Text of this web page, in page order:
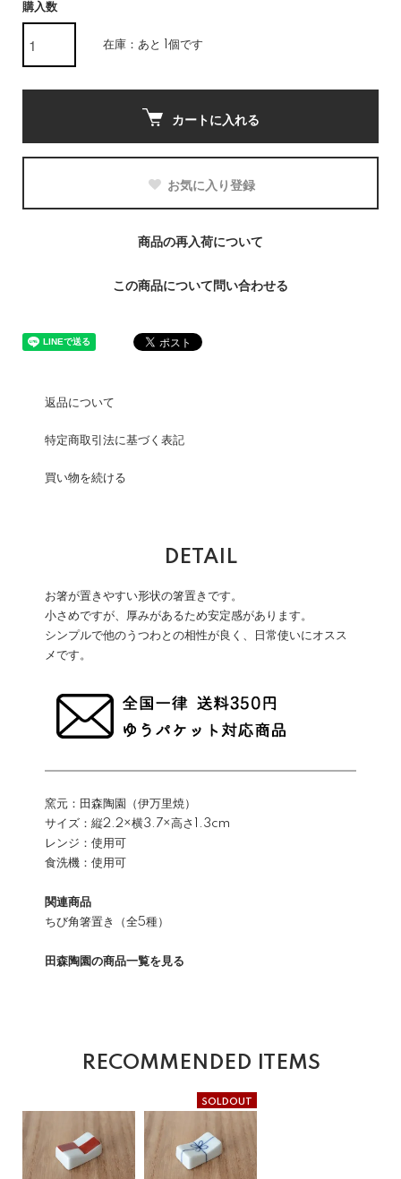
購入数
在庫：あと 1個です
カートに入れる
お気に入り登録
商品の再入荷について
この商品について問い合わせる
返品について
特定商取引法に基づく表記
買い物を続ける
DETAIL
お箸が置きやすい形状の箸置きです。
小さめですが、厚みがあるため安定感があります。
シンプルで他のうつわとの相性が良く、日常使いにオスス
メです。
窯元：田森陶園（伊万里焼）
サイズ：縦2.2×横3.7×高さ1.3cm
レンジ：使用可
食洗機：使用可
関連商品
ちび角箸置き（全5種）
田森陶園の商品一覧を見る
RECOMMENDED ITEMS
SOLDOUT